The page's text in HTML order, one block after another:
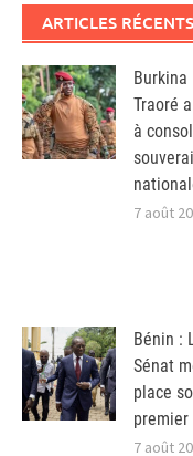
ARTICLES RÉCENTS
Burkina
Traoré
à
7 août
Bénin :
Sénat
place
premier
7 août